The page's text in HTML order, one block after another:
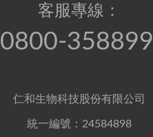
客服專線：
0800-358899
仁和生物科技股份有限公司
統一編號：24584898